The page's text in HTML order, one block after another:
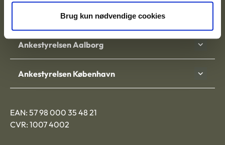
Brug kun nødvendige cookies
9000 Aalborg
Ankestyrelsen Aalborg
Ankestyrelsen København
EAN: 57 98 000 35 48 21
CVR: 1007 4002